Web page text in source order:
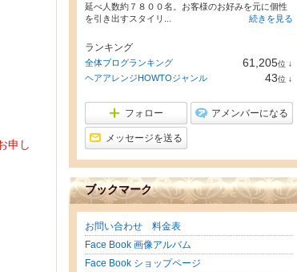
申し
延べ人数約７８００名。お客様のお好みを元に個性
を引き出すスタイリ...
続きを見る
ランキング
全体ブログランキング 61,205位 ↓
ン
ヘアアレンジHOWTOジャンル 43位 ↓
フォロー アメンバーになる
メッセージを送る
ブックマーク
お問い合わせ 料金表
Face Book 画像アルバム
Face Book ショップページ